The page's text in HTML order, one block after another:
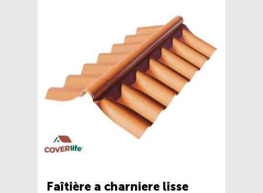
Faîtière a charniere lisse